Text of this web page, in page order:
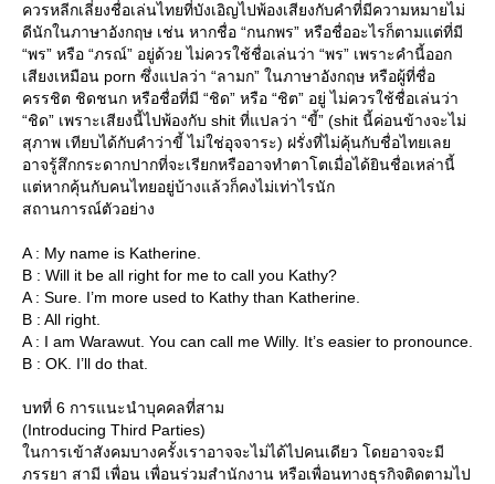
ควรหลีกเลี่ยงชื่อเล่นไทยที่บังเอิญไปพ้องเสียงกับคำที่มีความหมายไม่
ดีนักในภาษาอังกฤษ เช่น หากชื่อ “กนกพร” หรือชื่ออะไรก็ตามแต่ที่มี
“พร” หรือ “ภรณ์” อยู่ด้วย ไม่ควรใช้ชื่อเล่นว่า “พร” เพราะคำนี้ออก
เสียงเหมือน porn ซึ่งแปลว่า “ลามก” ในภาษาอังกฤษ หรือผู้ที่ชื่อ
ครรชิต ชิดชนก หรือชื่อที่มี “ชิด” หรือ “ชิต” อยู่ ไม่ควรใช้ชื่อเล่นว่า
“ชิด” เพราะเสียงนี้ไปพ้องกับ shit ที่แปลว่า “ขี้” (shit นี้ค่อนข้างจะไม่
สุภาพ เทียบได้กับคำว่าขี้ ไม่ใช่อุจจาระ) ฝรั่งที่ไม่คุ้นกับชื่อไทยเล
อาจรู้สึกกระดากปากที่จะเรียกหรืออาจทำตาโตเมื่อได้ยินชื่อเหล่านี้
ต่หากคุ้นกับคนไทยอยู่บ้างแล้วก็คงไม่เท่าไรนัก
สถานการณ์ตัวอย่าง
A : My name is Katherine.
B : Will it be all right for me to call you Kathy?
A : Sure. I’m more used to Kathy than Katherine.
B : All right.
A : I am Warawut. You can call me Willy. It’s easier to pronounce.
B : OK. I’ll do that.
บทที่ 6 การแนะนำบุคคลที่สาม
(Introducing Third Parties)
นการเข้าสังคมบางครั้งเราอาจจะไม่ได้ไปคนเดียว โดยอาจจะมี
ภรรยา สามี เพื่อน เพื่อนร่วมสำนักงาน หรือเพื่อนทางธุรกิจติดตามไป